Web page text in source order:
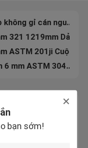
bạn sớm!
Thép cuộn cán nguội 0,3mm ASTM 201ji Cuộn dây gia nhiệt kim loại 1500mm
Thép cuộn cán nguội 5 mm 6 mm ASTM 304L 316L Cổ phiếu cuộn kim loại
Tấm thép không gỉ 300 Series 310s 430 Cuộn dây thép không gỉ 2b S31254 904L
bạn sớm!